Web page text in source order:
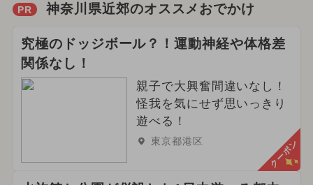
PR 神奈川県近郊のオススメおでかけ
究極のドッジボール？！運動神経や体格差
関係なし！
親子で大興奮間違いなし！
怪我を気にせず思いっきり
遊べる！
東京都港区 クーポン